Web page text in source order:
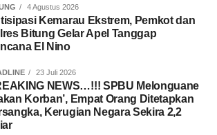
4 Agustus 2026
Kemarau Ekstrem, Pemkot dan
Bitung Gelar Apel Tanggap
El Nino
23 Juli 2026
NEWS…!!! SPBU Melonguane
Korban’, Empat Orang Ditetapkan
Kerugian Negara Sekira 2,2